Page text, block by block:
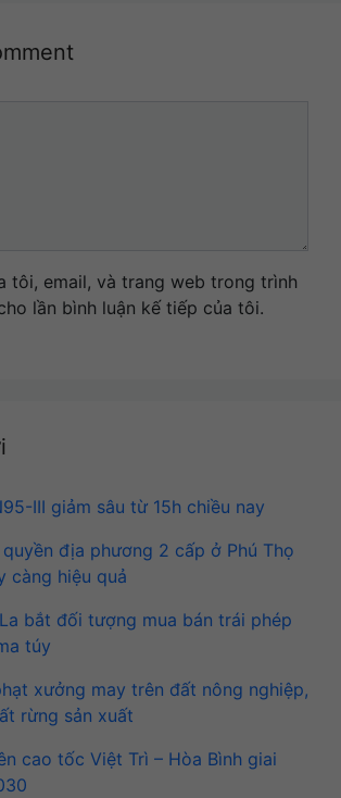
tôi, email, và trang web trong trình
lần bình luận kế tiếp của tôi.
III giảm sâu từ 15h chiều nay
địa phương 2 cấp ở Phú Thọ
càng hiệu quả
bắt đối tượng mua bán trái phép
túy
xưởng may trên đất nông nghiệp,
rừng sản xuất
cao tốc Việt Trì – Hòa Bình giai